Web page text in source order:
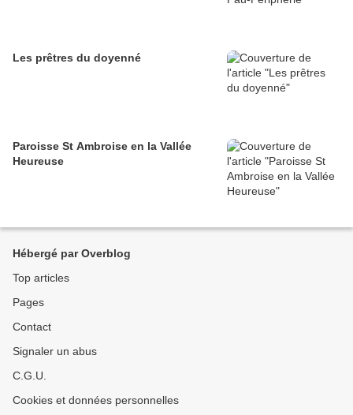
Les prêtres du doyenné
Paroisse St Ambroise en la Vallée
Heureuse
Hébergé par Overblog
Top articles
Pages
Contact
Signaler un abus
C.G.U.
Cookies et données personnelles